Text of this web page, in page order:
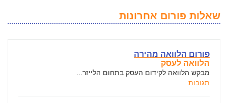
שאלות פורום אחרונות
פורום הלוואה מהירה
הלוואה לעסק
מבקש הלוואה לקידום העסק בתחום הלייזר...
תגובות